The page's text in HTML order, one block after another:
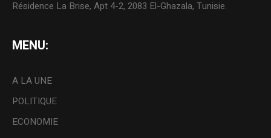
Résidence La Brise, Apt 4-2, 2083 El-Ghazala, Tunisie.
MENU:
A LA UNE
POLITIQUE
ECONOMIE